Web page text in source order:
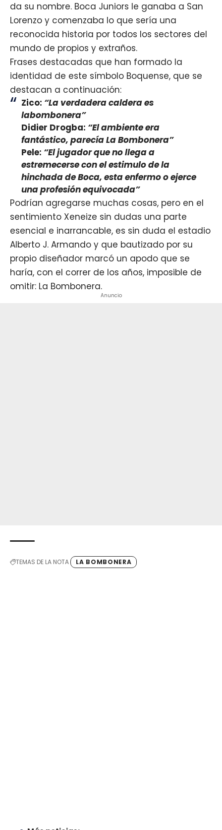
da su nombre. Boca Juniors le ganaba a San
Lorenzo y comenzaba lo que sería una
reconocida historia por todos los sectores del
mundo de propios y extraños.
Frases destacadas que han formado la
identidad de este símbolo Boquense, que se
destacan a continuación:
Zico: “La verdadera caldera es
labombonera”
Didier Drogba: “El ambiente era
fantástico, parecía La Bombonera”
Pele: “El jugador que no llega a
estremecerse con el estimulo de la
hinchada de Boca, esta enfermo o ejerce
una profesión equivocada”
Podrían agregarse muchas cosas, pero en el
sentimiento Xeneize sin dudas una parte
esencial e inarrancable, es sin duda el estadio
Alberto J. Armando y que bautizado por su
propio diseñador marcó un apodo que se
haría, con el correr de los años, imposible de
omitir: La Bombonera.
Anuncio
TEMAS DE LA NOTA LA BOMBONERA